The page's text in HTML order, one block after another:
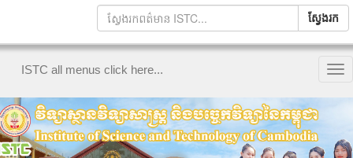
ISTC all menus click here...